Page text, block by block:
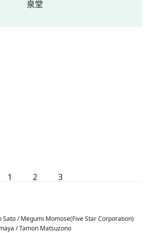
泉堂
1 2 3
Sato / Megumi Momose(Five Star Corporation)
/ Tamon Matsuzono